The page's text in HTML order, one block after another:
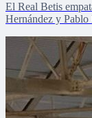
El Real Betis
Hernández y Pablo